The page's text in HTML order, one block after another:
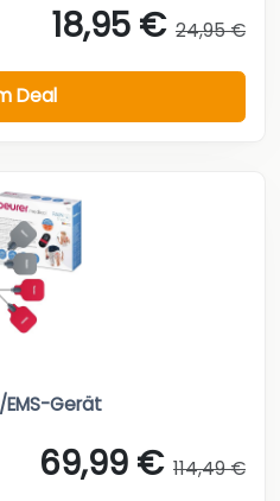
18,95 € 24,95 €
Deal
EMS-Gerät
69,99 € 114,49 €